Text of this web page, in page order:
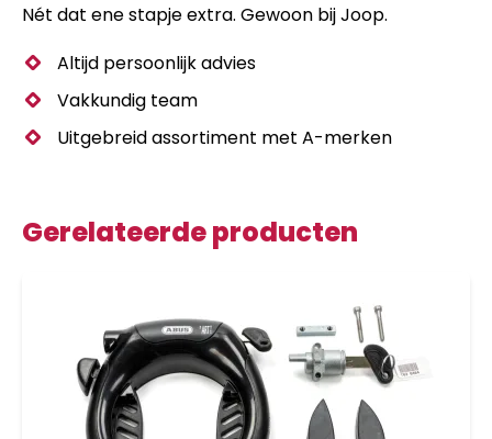
Nét dat ene stapje extra. Gewoon bij Joop.
Altijd persoonlijk advies
Vakkundig team
Uitgebreid assortiment met A-merken
Gerelateerde producten